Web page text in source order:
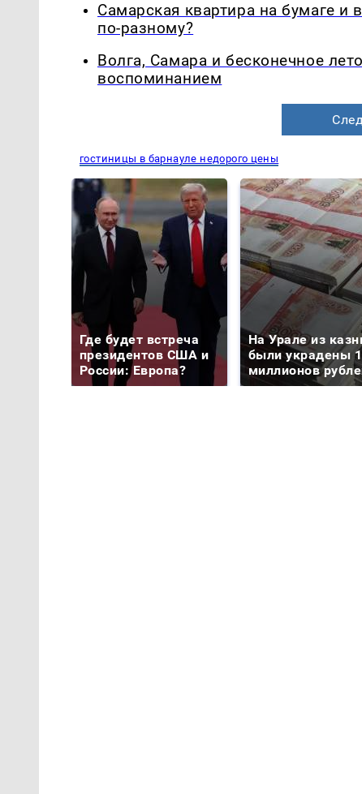
Самарская квартира на бумаге
по-разному?
Волга, Самара и бесконечное
воспоминанием
гостиницы в барнауле недорого цены
Где будет встреча
президентов США и
России: Европа?
На Урале из
были украдены
миллионов